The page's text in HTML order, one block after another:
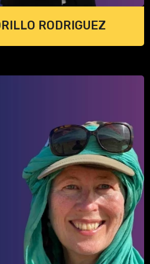
RODRIGUEZ